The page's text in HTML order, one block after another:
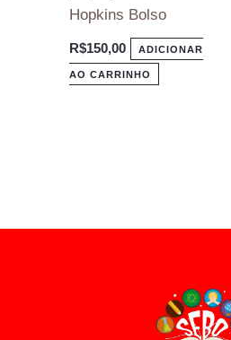
Hopkins Bolso
R$150,00 ADICIONAR
AO CARRINHO